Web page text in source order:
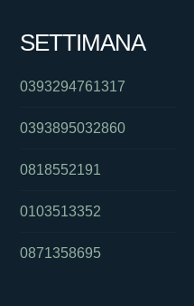
SETTIMANA
0393294761317
0393895032860
0818552191
0103513352
0871358695